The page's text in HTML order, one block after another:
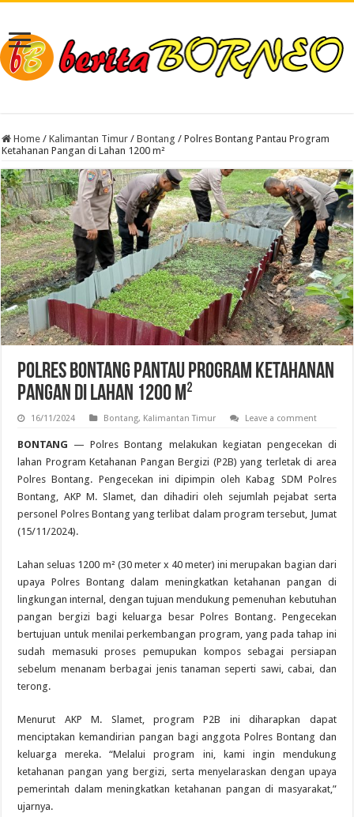
Home / Kalimantan Timur / Bontang / Polres Bontang Pantau Program
Ketahanan Pangan di Lahan 1200 m²
Polres Bontang Pantau Program Ketahanan
Pangan di Lahan 1200 m²
16/11/2024 Bontang, Kalimantan Timur Leave a comment
BONTANG — Polres Bontang melakukan kegiatan pengecekan di
lahan Program Ketahanan Pangan Bergizi (P2B) yang terletak di area
Polres Bontang. Pengecekan ini dipimpin oleh Kabag SDM Polres
Bontang, AKP M. Slamet, dan dihadiri oleh sejumlah pejabat serta
personel Polres Bontang yang terlibat dalam program tersebut, Jumat
(15/11/2024).
Lahan seluas 1200 m² (30 meter x 40 meter) ini merupakan bagian dari
upaya Polres Bontang dalam meningkatkan ketahanan pangan di
lingkungan internal, dengan tujuan mendukung pemenuhan kebutuhan
pangan bergizi bagi keluarga besar Polres Bontang. Pengecekan
bertujuan untuk menilai perkembangan program, yang pada tahap ini
sudah memasuki proses pemupukan kompos sebagai persiapan
sebelum menanam berbagai jenis tanaman seperti sawi, cabai, dan
terong.
Menurut AKP M. Slamet, program P2B ini diharapkan dapat
menciptakan kemandirian pangan bagi anggota Polres Bontang dan
keluarga mereka. “Melalui program ini, kami ingin mendukung
ketahanan pangan yang bergizi, serta menyelaraskan dengan upaya
pemerintah dalam meningkatkan ketahanan pangan di masyarakat,”
ujarnya.